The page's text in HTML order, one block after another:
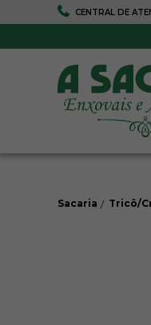
CENTRAL DE
FRETE
Sacaria Tricô/